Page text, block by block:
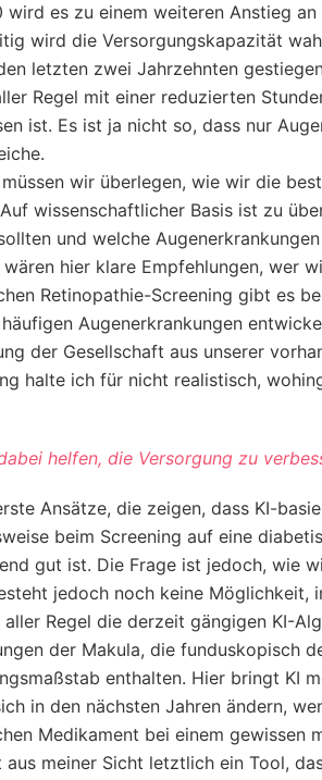
wird es zu einem weiteren Anstieg
wird die Versorgungskapazität
letzten zwei Jahrzehnten
Regel mit einer reduzierten
ist. Es ist ja nicht so, dass nur
wir überlegen, wie wir die
wissenschaftlicher Basis ist zu
und welche
hier klare Empfehlungen, wer
Retinopathie-Screening gibt es
Augenerkrankungen
der Gesellschaft aus unserer
halte ich für nicht realistisch,
helfen, die Versorgung zu
Ansätze, die zeigen, dass KI-
beim Screening auf eine
gut ist. Die Frage ist jedoch, wie
jedoch noch keine Möglichkeit,
aller Regel die derzeit gängigen KI-
der Makula, die funduskopisch
enthalten. Hier bringt KI
in den nächsten Jahren ändern,
Medikament bei einem gewissen
aus meiner Sicht letztlich ein Tool,